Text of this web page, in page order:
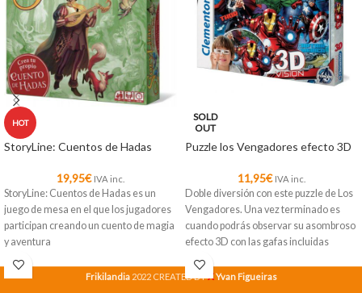
HOT
StoryLine: Cuentos de Hadas
19,95€ IVA inc.
StoryLine: Cuentos de Hadas es un
juego de mesa en el que los jugadores
participan creando un cuento de magia
y aventura
SOLD
OUT
Puzzle los Vengadores efecto 3D
11,95€ IVA inc.
Doble diversión con este puzzle de Los
Vengadores. Una vez terminado es
cuando podrás observar su asombroso
efecto 3D con las gafas incluidas
Frikilandia 2022 CREATED BYXYvan Figueiras